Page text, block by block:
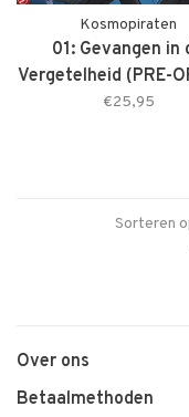
Kosmopiraten
01: Gevangen in
Vergetelheid (PRE-
€25,95
Sorteren
Over ons
Betaalmethoden